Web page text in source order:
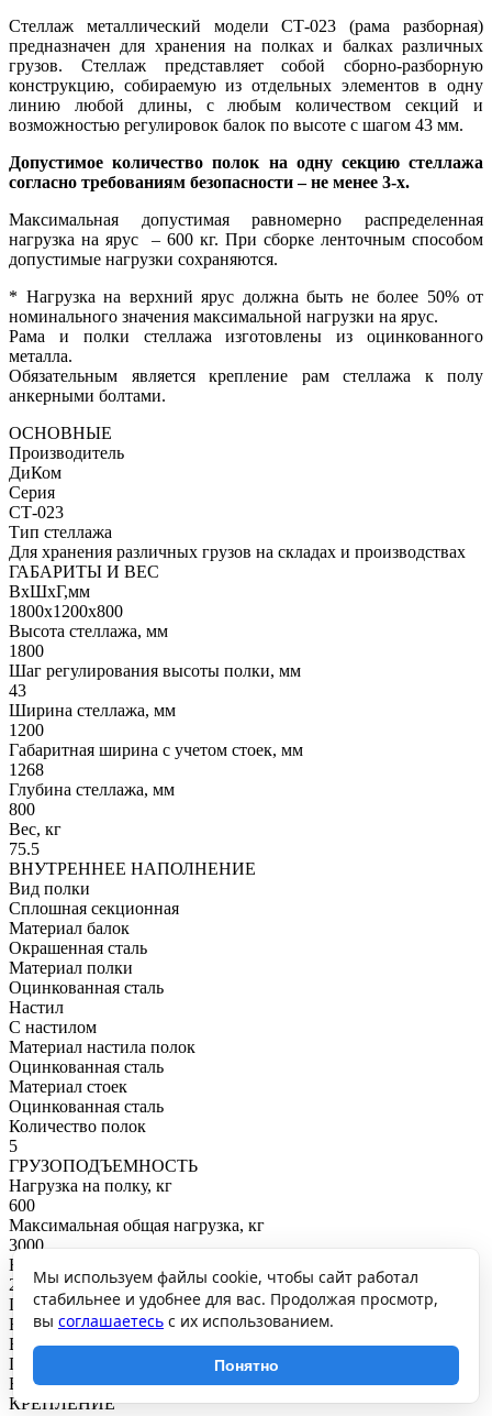
Стеллаж металлический модели СТ-023 (рама разборная)
предназначен для хранения на полках и балках различных
грузов. Стеллаж представляет собой сборно-разборную
конструкцию, собираемую из отдельных элементов в одну
линию любой длины, с любым количеством секций и
возможностью регулировок балок по высоте с шагом 43 мм.
Допустимое количество полок на одну секцию стеллажа
согласно требованиям безопасности – не менее 3-х.
Максимальная допустимая равномерно распределенная
нагрузка на ярус – 600 кг. При сборке ленточным способом
допустимые нагрузки сохраняются.
* Нагрузка на верхний ярус должна быть не более 50% от
номинального значения максимальной нагрузки на ярус.
Рама и полки стеллажа изготовлены из оцинкованного
металла.
Обязательным является крепление рам стеллажа к полу
анкерными болтами.
ОСНОВНЫЕ
Производитель
ДиКом
Серия
СТ-023
Тип стеллажа
Для хранения различных грузов на складах и производствах
ГАБАРИТЫ И ВЕС
ВхШхГ,мм
1800x1200x800
Высота стеллажа, мм
1800
Шаг регулирования высоты полки, мм
43
Ширина стеллажа, мм
1200
Габаритная ширина с учетом стоек, мм
1268
Глубина стеллажа, мм
800
Вес, кг
75.5
ВНУТРЕННЕЕ НАПОЛНЕНИЕ
Вид полки
Сплошная секционная
Материал балок
Окрашенная сталь
Материал полки
Оцинкованная сталь
Настил
С настилом
Материал настила полок
Оцинкованная сталь
Материал стоек
Оцинкованная сталь
Количество полок
5
ГРУЗОПОДЪЕМНОСТЬ
Нагрузка на полку, кг
600
Максимальная общая нагрузка, кг
3000
Нагрузка на секцию, кг
2700
ПОКРЫТИЕ И ЦВЕТ
RAL
Балки: RAL7046
Покрытие
Балки: порошковое
КРЕПЛЕНИЕ
Мы используем файлы cookie, чтобы сайт работал
стабильнее и удобнее для вас. Продолжая просмотр,
вы соглашаетесь с их использованием.
Понятно